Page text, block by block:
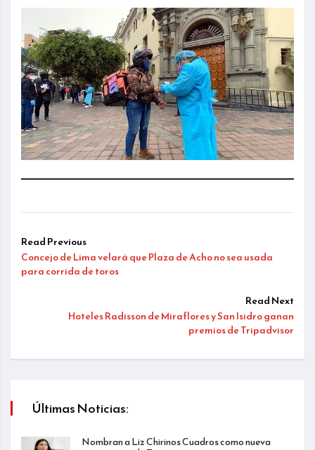
Read Previous
Concejo de Lima velará que Plaza de Acho no sea usada
para corrida de toros
Read Next
Hoteles Radisson de Miraflores y San Isidro ganan
premios de Tripadvisor
Últimas Noticias:
Nombran a Liz Chirinos Cuadros como nueva